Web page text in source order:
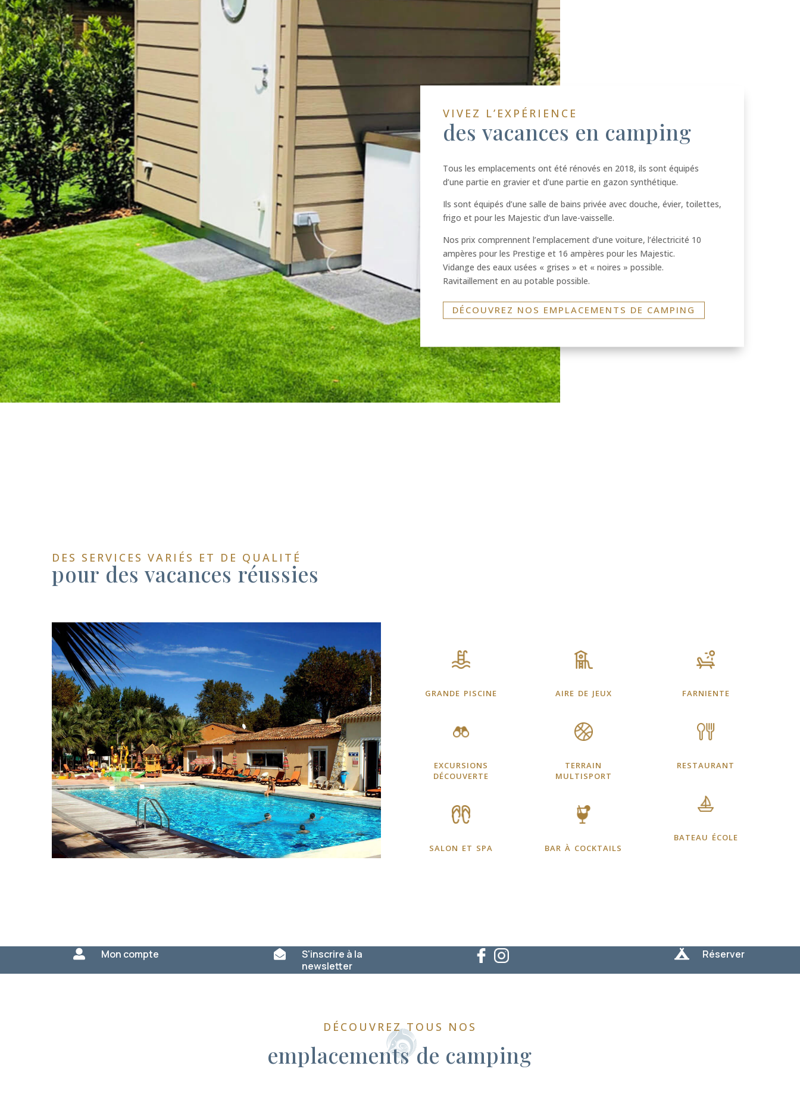
VIVEZ L’EXPÉRIENCE
des vacances en camping
Tous les emplacements ont été rénovés en 2018, ils sont équipés
d’une partie en gravier et d’une partie en gazon synthétique.
Ils sont équipés d’une salle de bains privée avec douche, évier, toilettes,
frigo et pour les Majestic d’un lave-vaisselle.
Nos prix comprennent l’emplacement d’une voiture, l’électricité 10
ampères pour les Prestige et 16 ampères pour les Majestic.
Vidange des eaux usées « grises » et « noires » possible.
Ravitaillement en au potable possible.
DÉCOUVREZ NOS EMPLACEMENTS DE CAMPING
DES SERVICES VARIÉS ET DE QUALITÉ
pour des vacances réussies
grande piscine
excursions
découverte
salon et spa
aire de jeux
terrain
multisport
bar à cocktails
farniente
restaurant
bateau école
 Mon compte 
S'inscrire à la
newsletter
 Réserver
DÉCOUVREZ TOUS NOS
emplacements de camping